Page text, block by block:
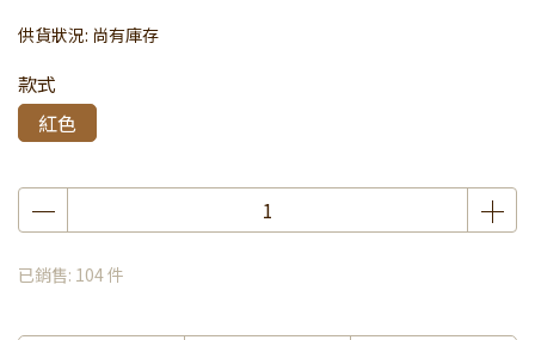
供貨狀況: 尚有庫存
款式
紅色
已銷售: 104 件